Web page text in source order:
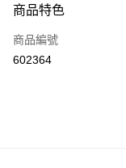
信用卡
Apple Pay
商品特色
商品編號
602364